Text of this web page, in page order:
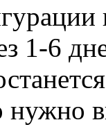
1-6
нужно